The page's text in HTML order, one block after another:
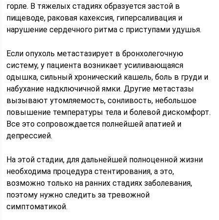
горле. В тяжелых стадиях образуется застой в
пищеводе, раковая кахексия, гиперсаливация и
нарушение сердечного ритма с приступами удушья.
Если опухоль метастазирует в бронхолегочную
систему, у пациента возникает усиливающаяся
одышка, сильный хронический кашель, боль в груди и
набухание надключичной ямки. Другие метастазы
вызывают утомляемость, сонливость, небольшое
повышение температуры тела и болевой дискомфорт.
Все это сопровождается полнейшей апатией и
депрессией.
На этой стадии, для дальнейшей полноценной жизни
необходима процедура стентирования, а это,
возможно только на ранних стадиях заболевания,
поэтому нужно следить за тревожной
симптоматикой.